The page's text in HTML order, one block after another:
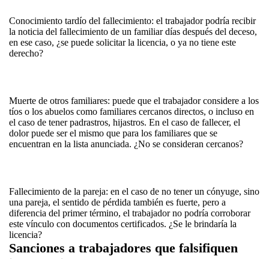
Conocimiento tardío del fallecimiento: el trabajador podría recibir
la noticia del fallecimiento de un familiar días después del deceso,
en ese caso, ¿se puede solicitar la licencia, o ya no tiene este
derecho?
Muerte de otros familiares: puede que el trabajador considere a los
tíos o los abuelos como familiares cercanos directos, o incluso en
el caso de tener padrastros, hijastros. En el caso de fallecer, el
dolor puede ser el mismo que para los familiares que se
encuentran en la lista anunciada. ¿No se consideran cercanos?
Fallecimiento de la pareja: en el caso de no tener un cónyuge, sino
una pareja, el sentido de pérdida también es fuerte, pero a
diferencia del primer término, el trabajador no podría corroborar
este vínculo con documentos certificados. ¿Se le brindaría la
licencia?
Sanciones a trabajadores que falsifiquen